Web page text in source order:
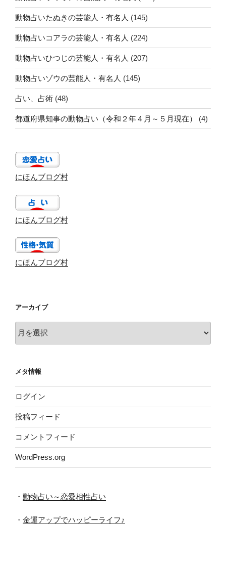
動物占いたぬきの芸能人・有名人 (145)
動物占いコアラの芸能人・有名人 (224)
動物占いひつじの芸能人・有名人 (207)
動物占いゾウの芸能人・有名人 (145)
占い、占術 (48)
都道府県知事の動物占い（令和２年４月～５月現在） (4)
にほんブログ村
にほんブログ村
にほんブログ村
アーカイブ
ー
ブ
メタ情報
ログイン
投稿フィード
コメントフィード
WordPress.org
・ 動物占い～恋愛相性占い
・ 金運アップでハッピーライフ♪